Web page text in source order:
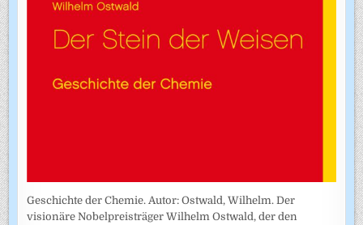
Geschichte der Chemie. Autor: Ostwald, Wilhelm. Der
visionäre Nobelpreisträger Wilhelm Ostwald, der den